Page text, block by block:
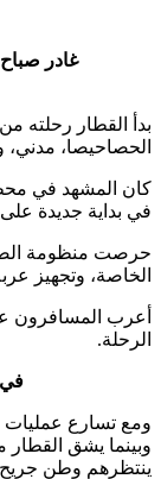
الحصاحيصا، مدني،
كان المشهد في
في بداية جديدة
حرصت منظومة
الخاصة، وتجهيز
أعرب المسافرون
الرحلة.
في
ومع تسارع عمليات
وبينما يشق القطار
ينتظرهم وطن جريح